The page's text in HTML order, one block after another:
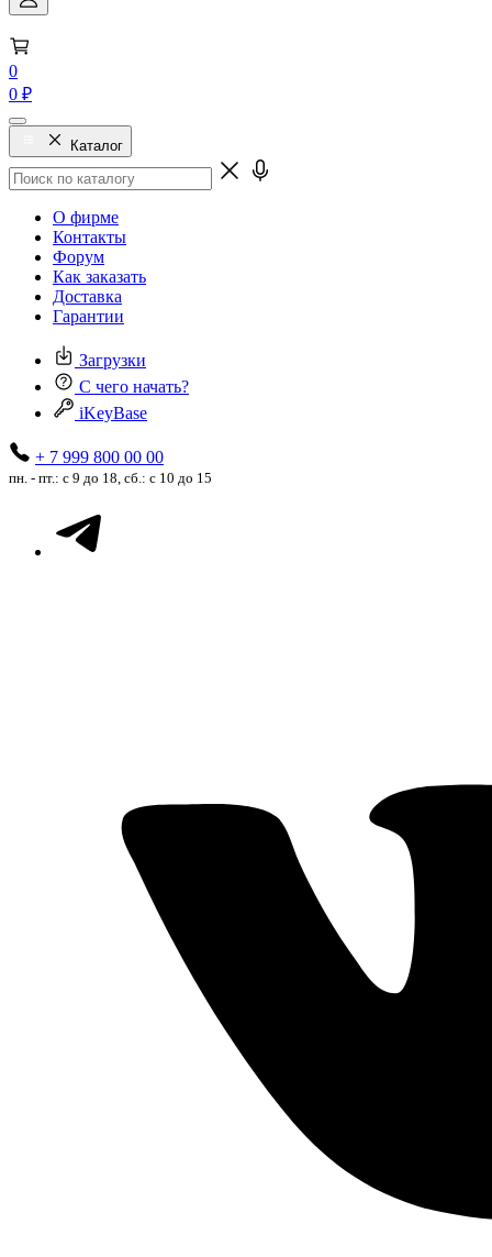
0
0 ₽
Каталог
О фирме
Контакты
Форум
Как заказать
Доставка
Гарантии
Загрузки
С чего начать?
iKeyBase
+ 7 999 800 00 00
пн. - пт.: с 9 до 18, сб.: с 10 до 15